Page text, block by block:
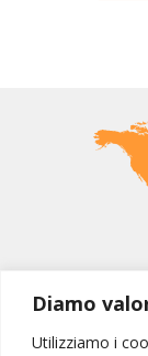
Diamo
Utilizziamo i